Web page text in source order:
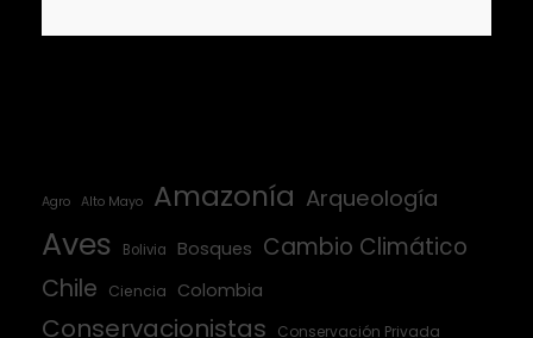
Agro Alto Mayo Amazonía Arqueología
Aves Bolivia Bosques Cambio Climático
Chile
Ciencia Colombia
Conservacionistas Conservación Privada